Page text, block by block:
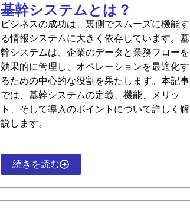
基幹システムとは？
ビジネスの成功は、裏側でスムーズに機能す
る情報システムに大きく依存しています。 基
幹システムは、企業のデータと業務フローを
効果的に管理し、オペレーションを最適化す
るための中心的な役割を果たします。 本記事
では、基幹システムの定義、機能、メリッ
ト、そして導入のポイントについて詳しく解
説します。
続きを読む